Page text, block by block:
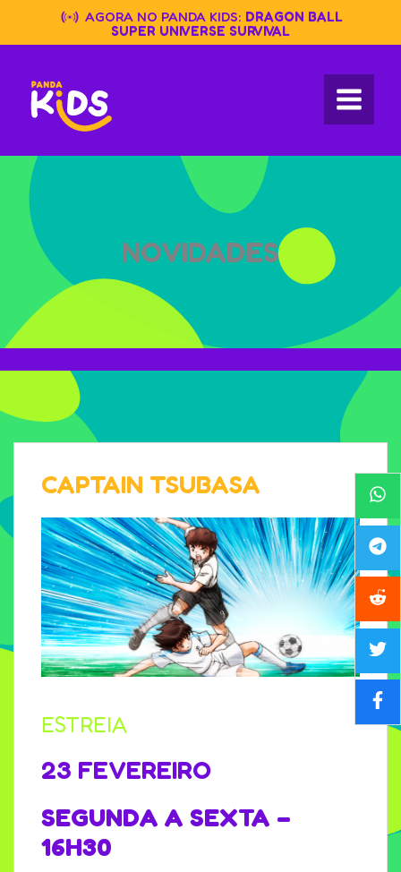
content
AGORA NO PANDA KIDS: DRAGON BALL
SUPER UNIVERSE SURVIVAL
NOVIDADES
CAPTAIN TSUBASA
ESTREIA
23 FEVEREIRO
SEGUNDA A SEXTA –
16H30